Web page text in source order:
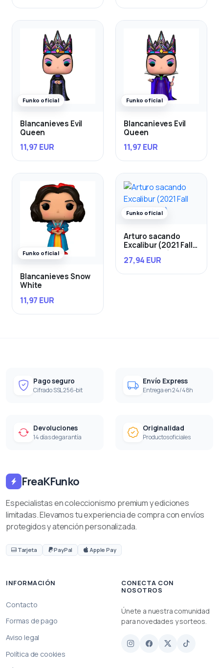
Funko oficial
Blancanieves Evil
Queen
11,97 EUR
Funko oficial
Blancanieves Evil
Queen
11,97 EUR
Funko oficial
Blancanieves Snow
White
11,97 EUR
Funko oficial
Arturo sacando
Excalibur (2021 Fall
27,94 EUR
Pago seguro
Cifrado SSL 256-bit
Envío Express
Entrega en 24/48h
Devoluciones
14 días de garantía
Originalidad
Productos oficiales
FreaKFunko
Especialistas en coleccionismo premium y ediciones
limitadas. Elevamos tu experiencia de compra con envíos
protegidos y atención personalizada.
Tarjeta PayPal Apple Pay
INFORMACIÓN
Contacto
Formas de pago
Aviso legal
Política de cookies
CONECTA CON
NOSOTROS
Únete a nuestra comunidad
para novedades y sorteos.